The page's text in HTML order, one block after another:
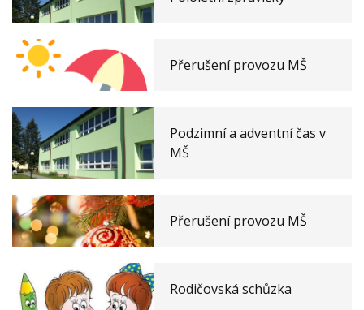
Přerušení provozu MŠ
Podzimní a adventní čas v
MŠ
Přerušení provozu MŠ
Rodičovská schůzka